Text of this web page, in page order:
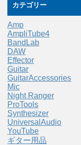
カテゴリー
Amp
AmpliTube4
BandLab
DAW
Effector
Guitar
GuitarAccessories
Mic
Night Ranger
ProTools
Synthesizer
UniversalAudio
YouTube
ギター用品